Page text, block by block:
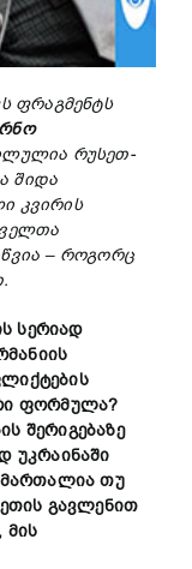
ფრაგმენტს
რუსეთ-
შიდა
კვირის
თა
– როგორც
სერიად
ფორმულა?
შერიგებაზე
უკრაინაში
მართალია თუ
გავლენით
მის